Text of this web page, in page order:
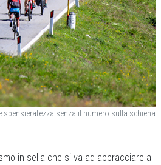
senza il numero sulla schiena
in sella che si va ad abbracciare al